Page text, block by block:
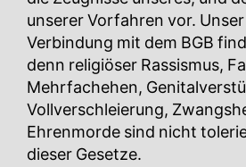
unserer Vorfahren vor.
Verbindung mit dem BGB
denn religiöser Rassismus,
Mehrfachehen,
Vollverschleierung,
Ehrenmorde sind nicht
dieser Gesetze.